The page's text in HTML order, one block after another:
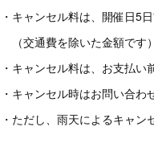
・キャンセル料は、開催日5
（交通費を除いた金額です）
・キャンセル料は、お支払い
・キャンセル時はお問い合わ
・ただし、雨天によるキャン